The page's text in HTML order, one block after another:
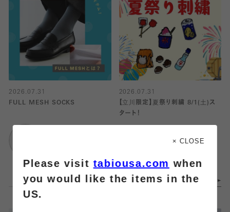
2026.07.31
FULL MESH SOCKS
2026.07.31
【立川限定】夏祭り刺繍 8/1(土)ス
タート！
靴下屋× CLOSE
Please visittabiousa.com when
you would like the items in the
US.